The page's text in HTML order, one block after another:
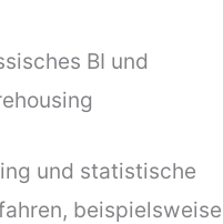
BI und
und statistische
beispielsweise